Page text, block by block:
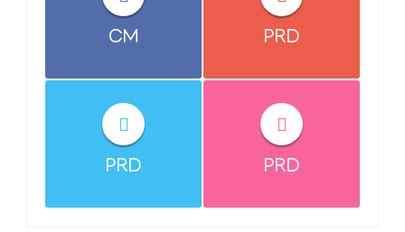
CM PRD
PRD PRD